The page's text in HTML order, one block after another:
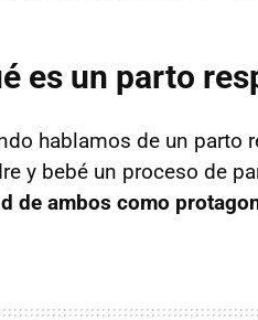
es un parto
hablamos de un parto
y bebé un proceso de
de ambos como